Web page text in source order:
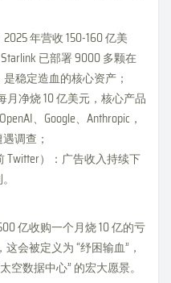
年营收 150-160 亿美
已部署 9000 多颗在
稳定造血的核心资产；
净烧 10 亿美元，核心产品
、Google、Anthropic，
调查；
Twitter）：广告收入持续下
亿收购一个月烧 10 亿的亏
会被定义为 “纾困输血”，
空数据中心” 的宏大愿景。